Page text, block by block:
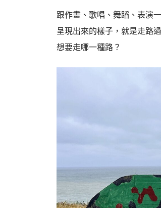
跟作畫、歌唱、舞蹈、表演
呈現出來的樣子，就是走路
想要走哪一種路？